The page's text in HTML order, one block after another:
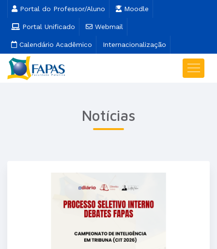
Portal do Professor/Aluno Moodle
Portal Unificado Webmail
Calendário Acadêmico Internacionalização
Notícias